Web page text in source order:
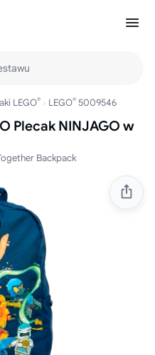
LEGO® LEGO® 5009546
Plecak NINJAGO w
Backpack